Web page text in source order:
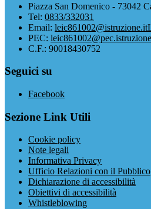
Piazza San Domenico - 73042
Tel: 0833/332031
Email: leic861002@istruzione.it
PEC:
C.F.: 90018430752
Seguici su
Facebook
Sezione Link Utili
Cookie policy
Note legali
Informativa Privacy
Ufficio Relazioni con il Pubblico
Dichiarazione di accessibilità
Obiettivi di accessibilità
Whistleblowing